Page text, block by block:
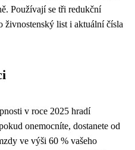
Používají se tři redukční
živnostenský list i aktuální čísla
v roce 2025 hradí
onemocníte, dostanete od
ve výši 60 % vašeho